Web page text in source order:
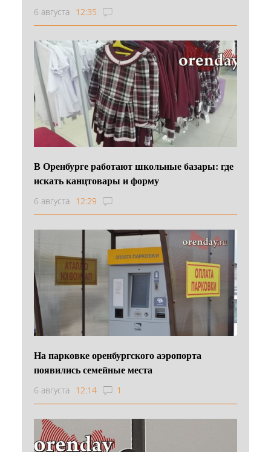
6 августа 12:35
В Оренбурге работают школьные базары: где
искать канцтовары и форму
6 августа 12:29
На парковке оренбургского аэропорта
появились семейные места
6 августа 12:14 1